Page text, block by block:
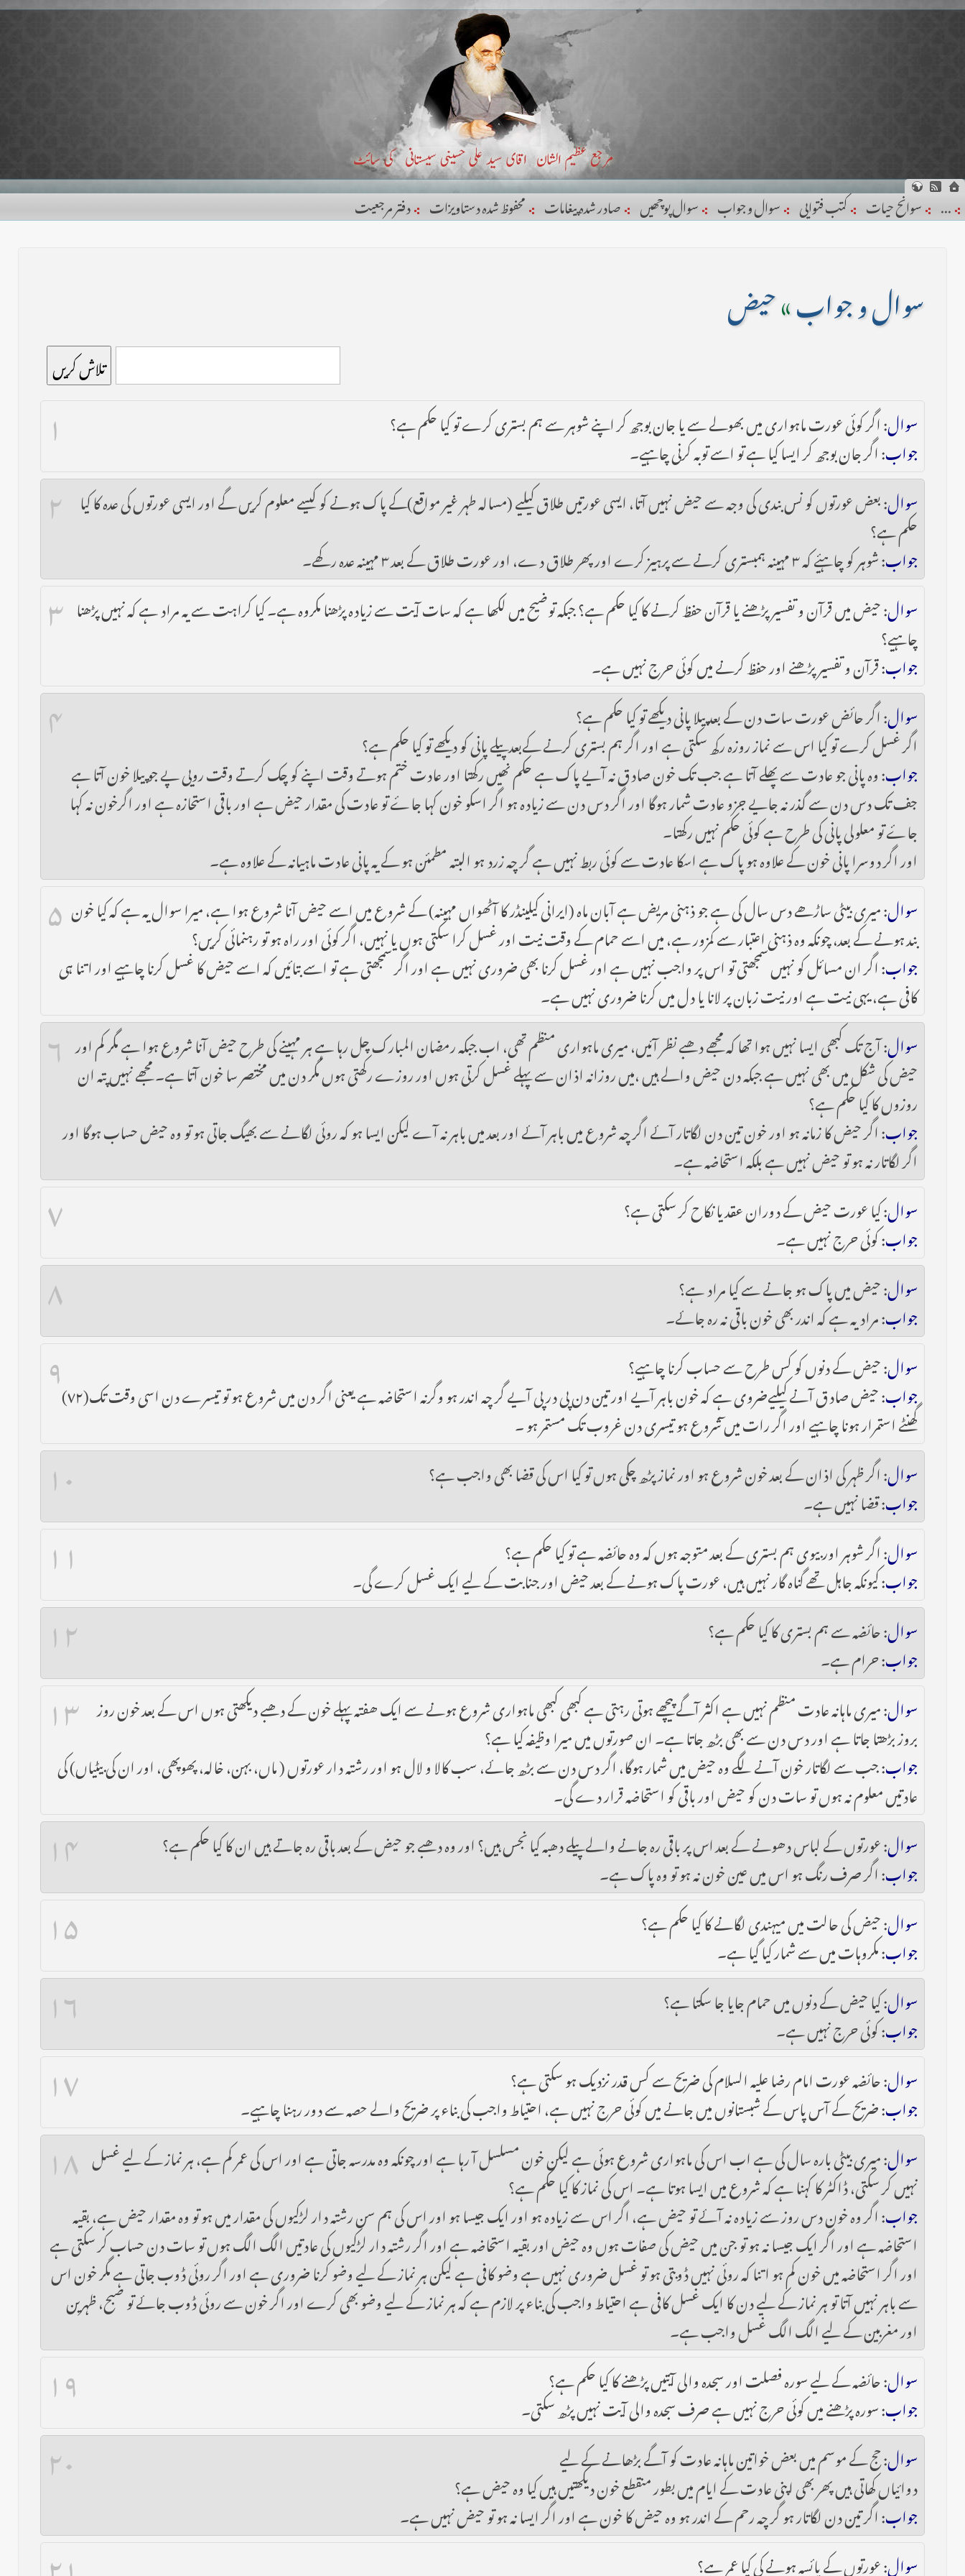
... سوانح حیات کتب فتوایی سوال و جواب سوال پوچھیں صادر شدہ پیغامات محفوظ شدہ دستاویزات دفتر مرجعيت
سوال و جواب»حیض
تلاش کریں
۱ سوال: اگر کوئی عورت ماہواری میں بھولے سے یا جان بوجھ کر اپنے شوہر سے ہم بستری کرے تو کیا حکم ہے؟
جواب: اگر جان بوجھ کر ایسا کیا ہے تو اسے توبہ کرنی چاہیے۔
۲ سوال: بعض عورتوں کو نس بندی کی وجہ سے حیض نہیں آتا، ایسی عورتیں طلاق کیلیے (مسالہ طہر غیر مواقع)کے پاک ہونے کو کیسے معلوم کریں گے اور ایسی عورتوں کی عدہ کا کیا
حکم ہے؟
جواب: شوہر کو چاہیٔے کہ ۳ مہینہ ہمبستری کرنے سے پرہیز کرے اور پھر طلاق دے، اور عورت طلاق کے بعد ۳ مہینہ عدہ رکھے۔
۳ سوال: حیض میں قرآن و تفسیر پڑھنے یا قرآن حفظ کرنے کا کیا حکم ہے؟ جبکہ توضیح میں لکھا ہے کہ سات آیت سے زیادہ پڑھنا مکروہ ہے۔ کیا کراہت سے یہ مراد ہے کہ نہیں پڑھنا
چاہیے؟
جواب: قرآن و تفسیر پڑھنے اور حفظ کرنے میں کوئی حرج نہیں ہے۔
۴ سوال: اگر حائض عورت سات دن کے بعد پیلا پانی دیکھے تو کیا حکم ہے؟
اگر غسل کرے تو کیا اس سے نماز روزہ رکھ سکتی ہے اور اگر ہم بستری کرنے کےبعد پیلے پانی کو دیکھے تو کیا حکم ہے؟
جواب: وہ پانی جو عادت سے پھلے آتا ہے جب تک خون صادق نہ آيے پاک ہے حکم نھیں رکھتا اور عادت ختم ہوتے وقت اپنے کو چک کرتے وقت رويی پے جو پیلا خون آتا ہے
جف تک دس دن سے گذر نہ جایے جزو عادت شمار ہوگا اور اگر دس دن سے زیادہ ہو اگر اسکو خون کہا جا‎ۓ تو عادت کی مقدار حیض ہے اور باقی استحازہ ہے اور اگرخون نہ کہا
جا‎ۓ تو معلولی پانی کی طرح ہے کوئی حکم نہیں رکھتا۔
اور اگر دوسرا پانی خون کے علاوہ ہو پاک ہے اسکا عادت سے کوئی ربط نہیں ہے گر چہ زرد ہو البتہ مطمئن ہو کے یہ پانی عادت ماہیانہ کے علاوہ ہے۔
۵ سوال: میری بیٹی ساڑھے دس سال کی ہے جو ذہنی مریض ہے آبان ماہ (ایرانی کیلینڈر کا آٹھواں مہینہ) کے شروع میں اسے حیض آنا شروع ہوا ہے، میرا سوال یہ ہے کہ کیا خون
بند ہونے کے بعد، چونکہ وہ ذہنی اعتبار سے کمزور ہے، میں اسے حمام کے وقت نیت اور غسل کرا سکتی ہوں یا نہیں، اگر کوئی اور راہ ہو تو رہنمائی کریں؟
جواب: اگر ان مسائل کو نہیں سمجھتی تو اس پر واجب نہیں ہے اور غسل کرنا بھی ضروری نہیں ہے اور اگر سمجھتی ہے تو اسے بتائیں کہ اسے حیض کا غسل کرنا چاہیے اور اتنا ہی
کافی ہے، یہی نیت ہے اور نیت زبان پر لانا یا دل میں کرنا ضروری نہیں ہے۔
۶ سوال: آج تک کبھی ایسا نہیں ہوا تھا کہ مجھے دھبے نظر آئیں، میری ماہواری منظم تھی، اب جبکہ رمضان المبارک چل رہا ہے ہر مہینے کی طرح حیض آنا شروع ہوا ہے مگر کم اور
حیض کی شکل میں بھی نہیں ہے جبکہ دن حیض والے ہیں ،میں روزانہ اذان سے پہلے غسل کرتی ہوں اور روزے رکھتی ہوں مگر دن میں مختصر سا خون آتا ہے۔ مجھے نہیں پتہ ان
روزوں کا کیا حکم ہے؟
جواب: اگر حیض کا زمانہ ہو اور خون تین دن لگاتار آئے اگر چہ شروع میں باہر آئے اور بعد میں باہر نہ آے لیکن ایسا ہو کہ روئی لگانے سے بھیگ جاتی ہو تو وہ حیض حساب ہوگا اور
اگر لگاتار نہ ہو تو حیض نہیں ہے بلکہ استحاضہ ہے۔
۷ سوال: کیا عورت حیض کے دوران عقد یا نکاح کر سکتی ہے؟
جواب: کوئی حرج نہیں ہے۔
۸ سوال: حیض میں پاک ہو جانے سے کیا مراد ہے؟
جواب: مراد یہ ہے کہ اندر بھی خون باقی نہ رہ جائے۔
۹ سوال: حیض کے دنوں کو کس طرح سے حساب کرنا چاہیے؟
جواب
: حیض صادق آنے کیليےضروی ہے کہ خون باہر آيے اور تین دن پی در پی آيے گر چہ اندر ہو وگرنہ استحاضہ ہے یعنی اگر دن میں شروع ہو تو تیسرے دن اسی وقت تک(۷۲)
گھنٹے استمرار ہونا چاہيے اور اگر رات میں ٓشروع ہو تیسری دن غروب تک مستمر ہو ۔
۱۰ سوال: اگر ظہر کی اذان کے بعد خون شروع ہو اور نماز پڑھ چکی ہوں تو کیا اس کی قضا بھی واجب ہے؟
جواب: قضا نہیں ہے۔
۱۱ سوال: اگر شوہر اور بیوی ہم بستری کے بعد متوجہ ہوں کہ وہ حائضہ ہے تو کیا حکم ہے؟
جواب: کیونکہ جاہل تھے گناہ گار نہیں ہیں، عورت پاک ہونے کے بعد حیض اور جنابت کے لیے ایک غسل کرے گی۔
۱۲ سوال: حائضہ سے ہم بستری کا کیا حکم ہے؟
جواب: حرام ہے۔
۱۳ سوال: میری ماہانہ عادت منظم نہیں ہے اکثر آگے پیچھے ہوتی رہتی ہے کبھی کبھی ماہواری شروع ہونے سے ایک ھفتہ پہلے خون کے دھبے دیکھتی ہوں اس کے بعد خون روز
بروز بڑھتا جاتا ہے اور دس دن سے بھی بڑھ جاتا ہے۔ ان صورتوں میں میرا وظیفہ کیا ہے؟
جواب: جب سے لگاتار خون آنے لگے وہ حیض میں شمار ہوگا، اگر دس دن سے بڑھ جائے، سب کالا و لال ہو اور رشتہ دار عورتوں ( ماں، بہن، خالہ، پھوپھی، اور ان کی بیٹیاں) کی
عادتیں معلوم نہ ہوں تو سات دن کو حیض اور باقی کو استحاضہ قرار دے گی۔
۱۴ سوال: عورتوں کے لباس دھونے کے بعد اس پر باقی رہ جانے والے پیلے دھبہ کیا نجس ہیں؟ اور وہ دھبے جو حیض کے بعد باقی رہ جاتے ہیں ان کا کیا حکم ہے؟
جواب: اگر صرف رنگ ہو اس میں عین خون نہ ہو تو وہ پاک ہے۔
۱۵ سوال: حیض کی حالت میں میہندی لگانے کا کیا حکم ہے؟
جواب: مکروہات میں سے شمار کیا گیا ہے۔
۱۶ سوال: کیا حیض کے دنوں میں حمام جایا جا سکتا ہے؟
جواب: کوئی حرج نہیں ہے۔
۱۷ سوال: حائضہ عورت امام رضا علیہ السلام کی ضریح سے کس قدر نزدیک ہو سکتی ہے؟
جواب: ضریح کے آس پاس کے شبستانوں میں جانے میں کوئی حرج نہیں ہے، احتیاط واجب کی بناء پر ضریح والے حصہ سے دور رہنا چاہیے۔
۱۸ سوال: میری بیٹی بارہ سال کی ہے اب اس کی ماہواری شروع ہوئی ہے لیکن خون مسلسل آ رہا ہے اور چونکہ وہ مدرسہ جاتی ہے اور اس کی عمر کم ہے، ہر نماز کے لیے غسل
نہیں کر سکتی، ڈاکٹر کا کہنا ہے کہ شروع میں ایسا ہوتا ہے۔ اس کی نماز کا کیا حکم ہے؟
جواب: اگر وہ خون دس روز سے زیادہ نہ آئے تو حیض ہے، اگر اس سے زیادہ ہو اور ایک جیسا ہو اور اس کی ہم سن رشتہ دار لڑکیوں کی مقدار میں ہو تو وہ مقدار حیض ہے، بقیہ
استحاضہ ہے اور اگر ایک جیسا نہ ہو تو جن میں حیض کی صفات ہوں وہ حیض اور بقیہ استحاضہ ہے اور اگر رشتہ دار لڑکیوں کی عادتیں الگ الگ ہوں تو سات دن حساب کر سکتی ہے
اور اگر استحاضہ میں خون کم ہو اتنا کہ روئی نہیں ڈوبتی ہو تو غسل ضروری نہیں ہے وضو کافی ہے لیکن ہر نماز کے لیے وضو کرنا ضروری ہے اور اگر روئی ڈوب جاتی ہے مگر خون اس
سے باہر نہیں آتا تو ہر نماز کے لیے دن کا ایک غسل کافی ہے احتیاط واجب کی بناء پر لازم ہے کہ ہر نماز کے لیے وضو بھی کرے اور اگر خون سے روئی ڈوب جائے تو صبح، ظہرین
اور مغربین کے لیے الگ الگ غسل واجب ہے۔
۱۹ سوال: حائضہ کے لیے سورہ فصلت اور سجدہ والی آیتیں پڑھنے کا کیا حکم ہے؟
جواب: سورہ پڑھنے میں کوئی حرج نہیں ہے صرف سجدہ والی آیت نہیں پڑھ سکتی۔
۲۰ سوال: حج کے موسم میں بعض خواتین ماہانہ عادت کو آگے بڑھانے کے لیے
دوائیاں کھاتی ہیں پھر بھی اپنی عادت کے ایام میں بطور منقطع خون دیکھتیں ہیں کیا وہ حیض ہے؟
جواب: اگر تین دن لگاتار ہو گر چہ رحم کے اندر ہو وہ حیض کا خون ہے اور اگر ایسا نہ ہو تو حیض نہیں ہے۔
سوال: عورتوں کے یائسہ ہونے کی کیا عمر ہے؟